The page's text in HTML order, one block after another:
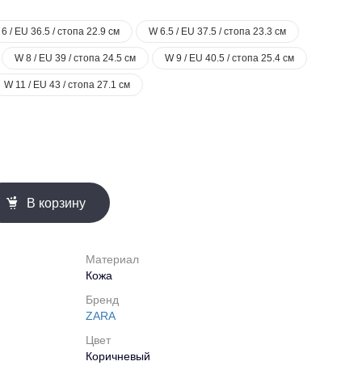
6 / EU 36.5 / стопа 22.9 см W 6.5 / EU 37.5 / стопа 23.3 см
W 8 / EU 39 / стопа 24.5 см W 9 / EU 40.5 / стопа 25.4 см
W 11 / EU 43 / стопа 27.1 см
В корзину
Материал
Кожа
Бренд
ZARA
Цвет
Коричневый